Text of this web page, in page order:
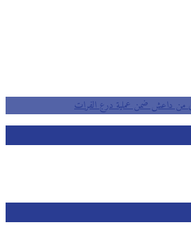
داعش ضمن عملية درع الفرات